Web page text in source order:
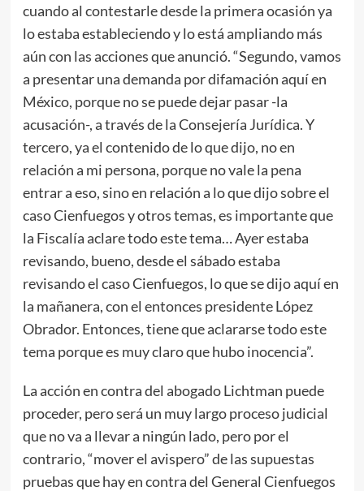
cuando al contestarle desde la primera ocasión ya
lo estaba estableciendo y lo está ampliando más
aún con las acciones que anunció. “Segundo, vamos
a presentar una demanda por difamación aquí en
México, porque no se puede dejar pasar -la
acusación-, a través de la Consejería Jurídica. Y
tercero, ya el contenido de lo que dijo, no en
relación a mi persona, porque no vale la pena
entrar a eso, sino en relación a lo que dijo sobre el
caso Cienfuegos y otros temas, es importante que
la Fiscalía aclare todo este tema… Ayer estaba
revisando, bueno, desde el sábado estaba
revisando el caso Cienfuegos, lo que se dijo aquí en
la mañanera, con el entonces presidente López
Obrador. Entonces, tiene que aclararse todo este
tema porque es muy claro que hubo inocencia”.
La acción en contra del abogado Lichtman puede
proceder, pero será un muy largo proceso judicial
que no va a llevar a ningún lado, pero por el
contrario, “mover el avispero” de las supuestas
pruebas que hay en contra del General Cienfuegos